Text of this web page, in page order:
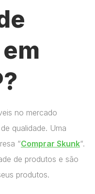
no mercado
qualidade. Uma
“Comprar Skunk“.
de produtos e são
produtos.